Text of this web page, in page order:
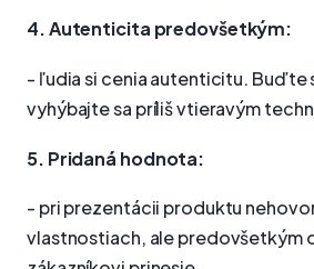
4. Autenticita predovšetkým:
- ľudia si cenia autenticitu. Buďte
vyhýbajte sa príliš vtieravým
5. Pridaná hodnota:
- pri prezentácii produktu
vlastnostiach, ale predovšetkým